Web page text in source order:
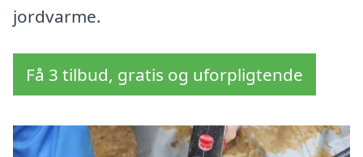
jordvarme.
Få 3 tilbud, gratis og uforpligtende